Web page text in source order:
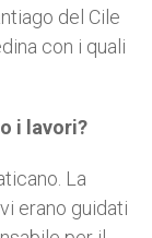
del Cile
con i quali
i lavori?
La
erano guidati